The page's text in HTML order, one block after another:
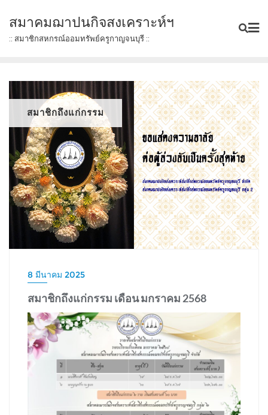
content
สมาคมฌาปนกิจสงเคราะห์ฯ
:: สมาชิกสหกรณ์ออมทรัพย์ครูกาญจนบุรี ::
สมาชิกถึงแก่กรรม
8 มีนาคม 2025
สมาชิกถึงแก่กรรม เดือน มกราคม 2568